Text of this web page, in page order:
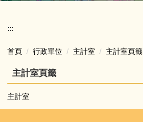
國
小
學
:::
首頁 行政單位 主計室 主計室頁籤
主計室頁籤
主計室